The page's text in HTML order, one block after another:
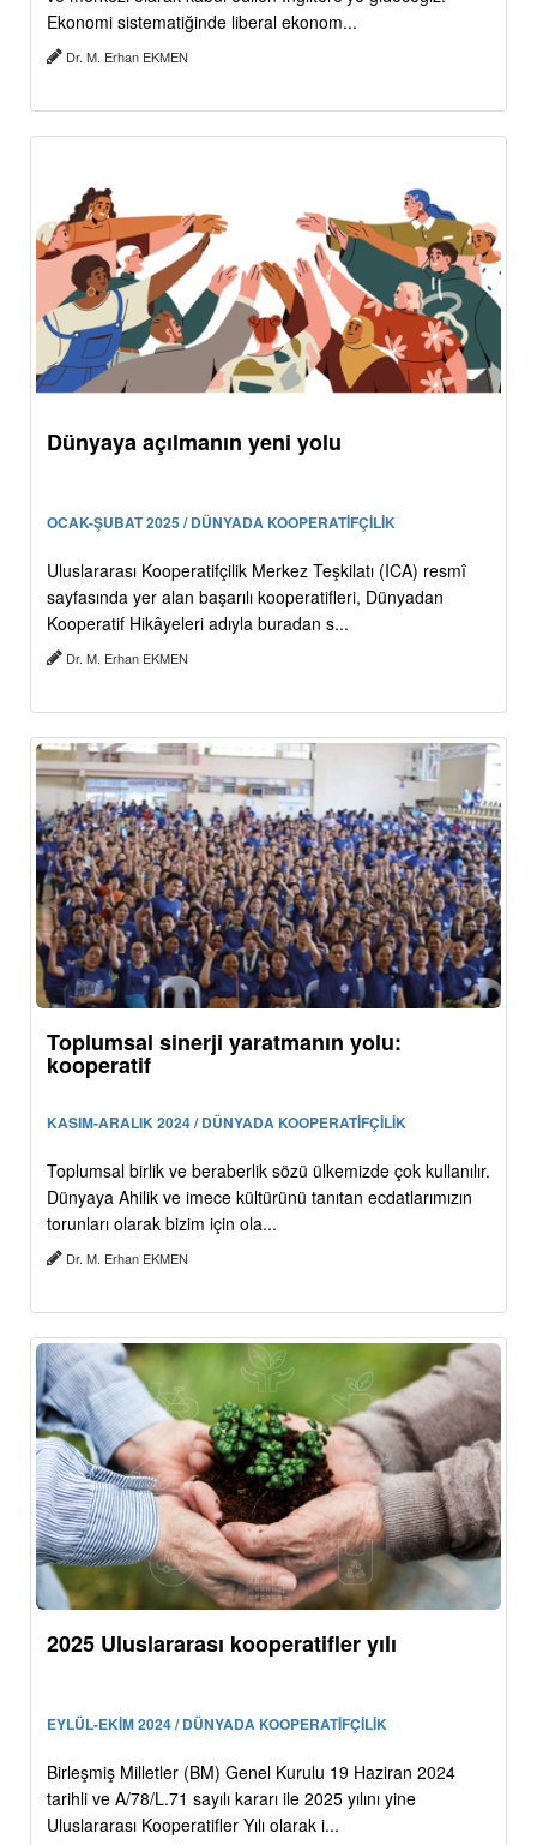
Ekonomi sistematiğinde liberal ekonom...
Dr. M. Erhan EKMEN
Dünyaya açılmanın yeni yolu
OCAK-ŞUBAT 2025 / DÜNYADA KOOPERATİFÇİLİK
Uluslararası Kooperatifçilik Merkez Teşkilatı (ICA) resmî
sayfasında yer alan başarılı kooperatifleri, Dünyadan
Kooperatif Hikâyeleri adıyla buradan s...
Dr. M. Erhan EKMEN
Toplumsal sinerji yaratmanın yolu:
kooperatif
KASIM-ARALIK 2024 / DÜNYADA KOOPERATİFÇİLİK
Toplumsal birlik ve beraberlik sözü ülkemizde çok kullanılır.
Dünyaya Ahilik ve imece kültürünü tanıtan ecdatlarımızın
torunları olarak bizim için ola...
Dr. M. Erhan EKMEN
2025 Uluslararası kooperatifler yılı
EYLÜL-EKİM 2024 / DÜNYADA KOOPERATİFÇİLİK
Birleşmiş Milletler (BM) Genel Kurulu 19 Haziran 2024
tarihli ve A/78/L.71 sayılı kararı ile 2025 yılını yine
Uluslararası Kooperatifler Yılı olarak i...